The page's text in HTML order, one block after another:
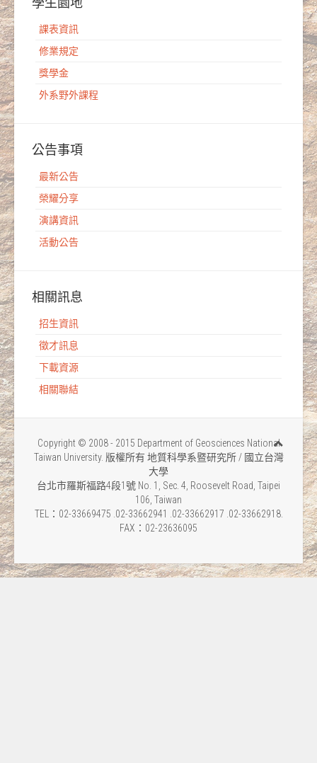
課表資訊
修業規定
獎學金
外系野外課程
公告事項
最新公告
榮耀分享
演講資訊
活動公告
相關訊息
招生資訊
徵才訊息
下載資源
相關聯結
Copyright © 2008 - 2015 Department of Geosciences National
Taiwan University. 版權所有 地質科學系暨研究所 / 國立台灣
大學
台北市羅斯福路4段1號 No. 1, Sec. 4, Roosevelt Road, Taipei
106, Taiwan
TEL：02-33669475 .02-33662941 .02-33662917 .02-33662918.
FAX：02-23636095